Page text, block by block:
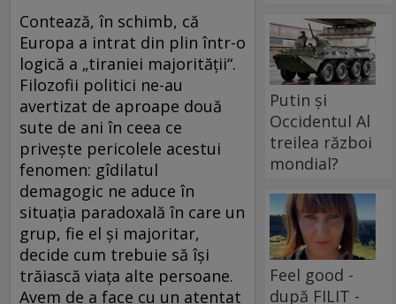
Contează, în schimb, că
Europa a intrat din plin într-o
logică a „tiraniei majorității“.
Filozofii politici ne-au
avertizat de aproape două
sute de ani în ceea ce
privește pericolele acestui
fenomen: gîdilatul
demagogic ne aduce în
situația paradoxală în care un
grup, fie el și majoritar,
decide cum trebuie să își
trăiască viața alte persoane.
Avem de a face cu un atentat
Putin și
Occidentul Al
treilea război
mondial?
Feel good -
după FILIT -